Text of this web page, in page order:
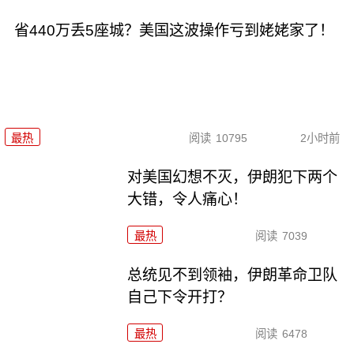
省440万丢5座城？美国这波操作亏到姥姥家了！
最热 阅读 10795 2小时前
对美国幻想不灭，伊朗犯下两个
大错，令人痛心！
最热 阅读 7039
总统见不到领袖，伊朗革命卫队
自己下令开打？
最热 阅读 6478